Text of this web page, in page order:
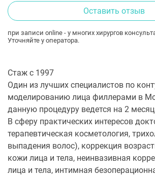
Оставить отзыв
при записи online - у многих хирургов
Уточняйте у оператора.
Стаж с 1997
Один из лучших специалистов по
моделированию лица филлерами в
данную процедуру ведется на 2
В сферу практических интересов
терапевтическая косметология,
выпадения волос), коррекция
кожи лица и тела, неинвазивная
лица и тела, интимная